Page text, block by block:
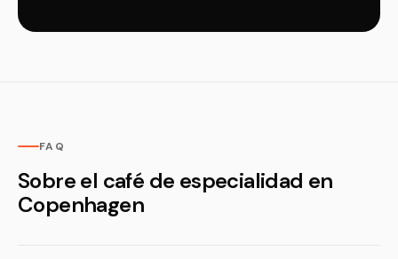
FAQ
Sobre el café de especialidad en
Copenhagen